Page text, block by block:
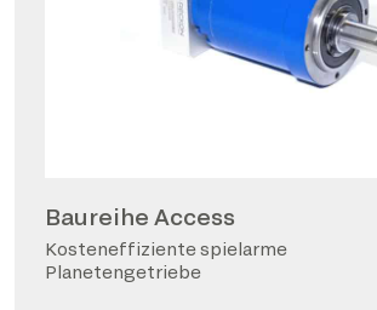
Baureihe Access
Kosteneffiziente spielarme
Planetengetriebe